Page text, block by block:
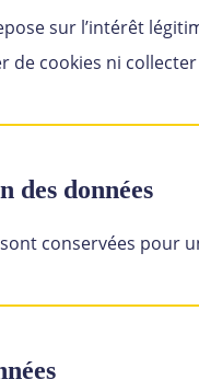
sur l’intérêt
de cookies ni
des données
conservées pour